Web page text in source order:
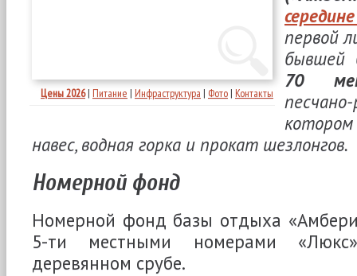
Цены 2026| Питание | Инфраструктура | Фото | Контакты
первой
бывшей
70
котором
навес, водная горка и прокат шезлонгов.
Номерной фонд
Номерной фонд базы отдыха
5-ти местными номерами
деревянном срубе.